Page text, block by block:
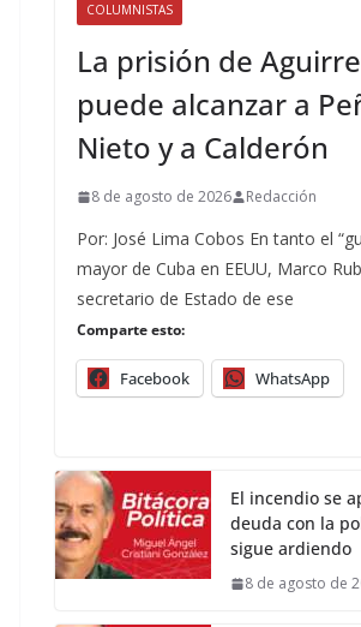
COLUMNISTAS
La prisión de Aguirre
puede alcanzar a
Nieto y a Calderón
8 de agosto de 2026 Redacción
Por: José Lima Cobos En tanto el
mayor de Cuba en EEUU, Marco
secretario de Estado de ese
Comparte esto:
Facebook WhatsApp
El incendio se
deuda con la
sigue ardiendo
8 de agosto de